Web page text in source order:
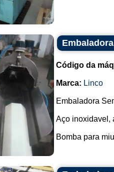
Código da
Marca: Linco
Embaladora
Aço inoxidavel,
Bomba para